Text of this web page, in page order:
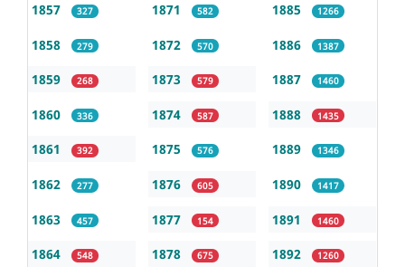
1857 327
1858 279
1859 268
1860 336
1861 392
1862 277
1863 457
1864 548
1871 582
1872 570
1873 579
1874 587
1875 576
1876 605
1877 154
1878 675
1885 1266
1886 1387
1887 1460
1888 1435
1889 1346
1890 1417
1891 1460
1892 1260